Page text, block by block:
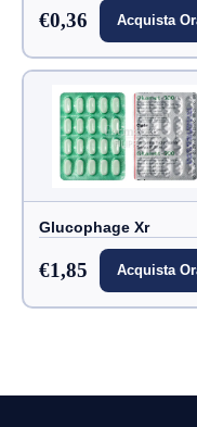
€0,36 Acquista
Glucophage Xr
€1,85 Acquista